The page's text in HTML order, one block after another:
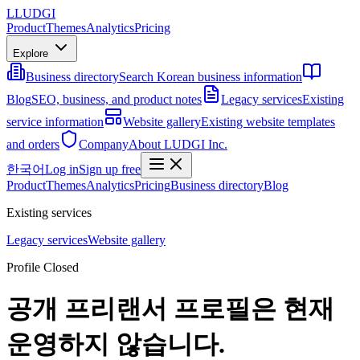
LLUDGI
ProductThemesAnalyticsPricing
Explore
Business directorySearch Korean business information
BlogSEO, business, and product notes Legacy servicesExisting
service information
Website galleryExisting website templates
and orders
CompanyAbout LUDGI Inc.
한국어Log inSign up free
ProductThemesAnalyticsPricingBusiness directoryBlog
Existing services
Legacy servicesWebsite gallery
Profile Closed
공개 프리랜서 프로필은 현재
운영하지 않습니다.